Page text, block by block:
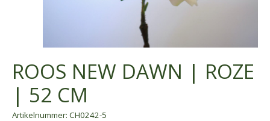
ROOS NEW DAWN | ROZE
| 52 CM
Artikelnummer: CH0242-5